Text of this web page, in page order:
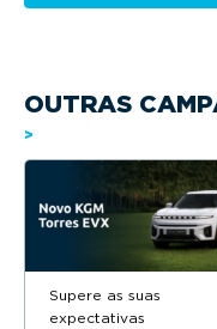
OUTRAS
>
Supere as suas
expectativas